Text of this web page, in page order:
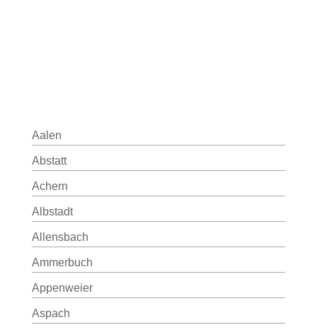
Aalen
Abstatt
Achern
Albstadt
Allensbach
Ammerbuch
Appenweier
Aspach